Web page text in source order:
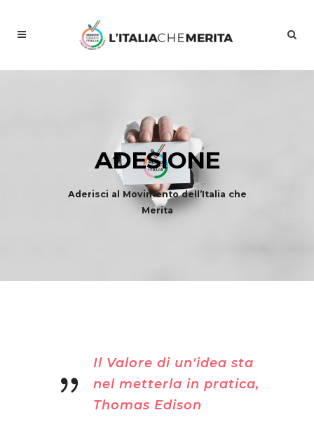
ADESIONE
Aderisci al Movimento dell’Italia che
Merita
Il Valore di un'idea sta
nel metterla in pratica,
Thomas Edison